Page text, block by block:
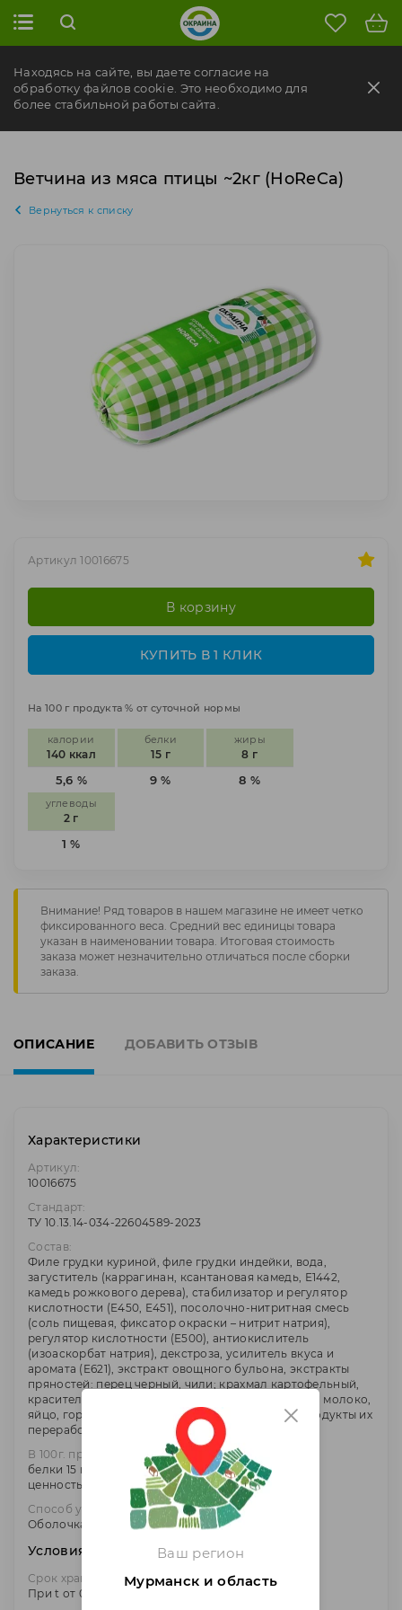
Ваш регион
Мурманск и область
Находясь на сайте, вы даете согласие на
обработку файлов cookie. Это необходимо для
более стабильной работы сайта.
Ветчина из мяса птицы ~2кг (HoReCa)
Вернуться к списку
Артикул 10016675
В корзину
КУПИТЬ В 1 КЛИК
На 100 г продукта % от суточной нормы
калории
140 ккал
5,6 %
белки
15 г
9 %
жиры
8 г
8 %
углеводы
2 г
1 %
Внимание! Ряд товаров в нашем магазине не имеет четко
фиксированного веса. Средний вес единицы товара
указан в наименовании товара. Итоговая стоимость
заказа может незначительно отличаться после сборки
заказа.
ОПИСАНИЕ ДОБАВИТЬ ОТЗЫВ
Характеристики
Артикул:
10016675
Стандарт:
ТУ 10.13.14-034-22604589-2023
Состав:
Филе грудки куриной, филе грудки индейки, вода,
загуститель (каррагинан, ксантановая камедь, Е1442,
камедь рожкового дерева), стабилизатор и регулятор
кислотности (Е450, Е451), посолочно-нитритная смесь
(соль пищевая, фиксатор окраски – нитрит натрия),
регулятор кислотности (Е500), антиокислитель
(изоаскорбат натрия), декстроза, усилитель вкуса и
аромата (E621), экстракт овощного бульона, экстракты
пряностей: перец черный, чили; крахмал картофельный,
краситель (E120). На производстве используются: молоко,
яйцо, горчица, злаки, сельдерей, орехи, соя и продукты их
переработки.
В 100г. продукта входит:
белки 15 г, жиры 8 г. углеводы 2 г. Энергетическая
ценность (калорийность): 590 кДж /140 ккал.
Способ упаковки:
Оболочка полиамид
Условия хранения
Срок хранения:
При t от 0 до 6С - 30 суток.